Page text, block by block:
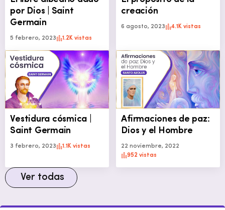
por Dios | Saint
Germain
5 febrero, 2023 1.2K vistas
creación
6 agosto, 2023 4.1K vistas
Vestidura cósmica |
Saint Germain
3 febrero, 2023 1.1K vistas
Afirmaciones de paz:
Dios y el Hombre
22 noviembre, 2022
952 vistas
Ver todas